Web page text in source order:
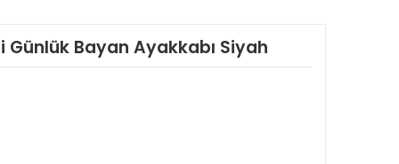
Günlük Bayan Ayakkabı Siyah